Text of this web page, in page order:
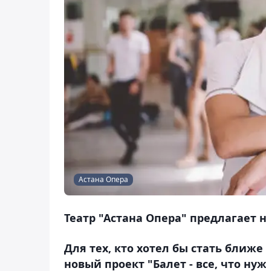
Астана Опера
Театр "Астана Опера" предлагает
Для тех, кто хотел бы стать
новый проект "Балет - все, что